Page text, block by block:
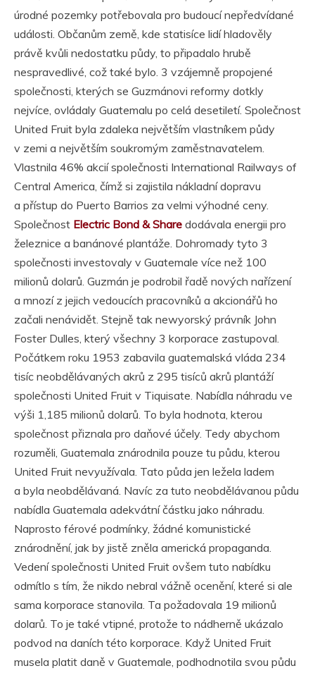
úrodné pozemky potřebovala pro budoucí nepředvídané
události. Občanům země, kde statisíce lidí hladověly
právě kvůli nedostatku půdy, to připadalo hrubě
nespravedlivé, což také bylo. 3 vzájemně propojené
společnosti, kterých se Guzmánovi reformy dotkly
nejvíce, ovládaly Guatemalu po celá desetiletí. Společnost
United Fruit byla zdaleka největším vlastníkem půdy
v zemi a největším soukromým zaměstnavatelem.
Vlastnila 46% akcií společnosti International Railways of
Central America, čímž si zajistila nákladní dopravu
a přístup do Puerto Barrios za velmi výhodné ceny.
Společnost Electric Bond & Share dodávala energii pro
železnice a banánové plantáže. Dohromady tyto 3
společnosti investovaly v Guatemale více než 100
milionů dolarů. Guzmán je podrobil řadě nových nařízení
a mnozí z jejich vedoucích pracovníků a akcionářů ho
začali nenávidět. Stejně tak newyorský právník John
Foster Dulles, který všechny 3 korporace zastupoval.
Počátkem roku 1953 zabavila guatemalská vláda 234
tisíc neobdělávaných akrů z 295 tisíců akrů plantáží
společnosti United Fruit v Tiquisate. Nabídla náhradu ve
výši 1,185 milionů dolarů. To byla hodnota, kterou
společnost přiznala pro daňové účely. Tedy abychom
rozuměli, Guatemala znárodnila pouze tu půdu, kterou
United Fruit nevyužívala. Tato půda jen ležela ladem
a byla neobdělávaná. Navíc za tuto neobdělávanou půdu
nabídla Guatemala adekvátní částku jako náhradu.
Naprosto férové podmínky, žádné komunistické
znárodnění, jak by jistě zněla americká propaganda.
Vedení společnosti United Fruit ovšem tuto nabídku
odmítlo s tím, že nikdo nebral vážně ocenění, které si ale
sama korporace stanovila. Ta požadovala 19 milionů
dolarů. To je také vtipné, protože to nádherně ukázalo
podvod na daních této korporace. Když United Fruit
musela platit daně v Guatemale, podhodnotila svou půdu